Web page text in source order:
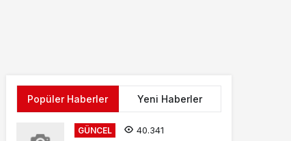
Popüler Haberler Yeni Haberler
GÜNCEL 40.341